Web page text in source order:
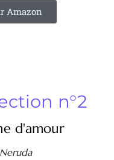
Amazon
n°2
d'amour